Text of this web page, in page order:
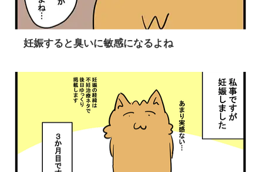
妊娠すると臭いに敏感になるよね